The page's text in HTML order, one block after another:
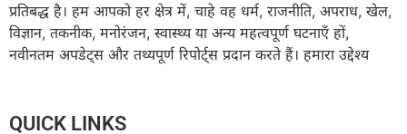
प्रतिबद्ध है। हम आपको हर क्षेत्र में, चाहे वह धर्म, राजनीति, अपराध, खेल,
विज्ञान, तकनीक, मनोरंजन, स्वास्थ्य या अन्य महत्वपूर्ण घटनाएँ हों,
नवीनतम अपडेट्स और तथ्यपूर्ण रिपोर्ट्स प्रदान करते हैं। हमारा उद्देश्य
QUICK LINKS